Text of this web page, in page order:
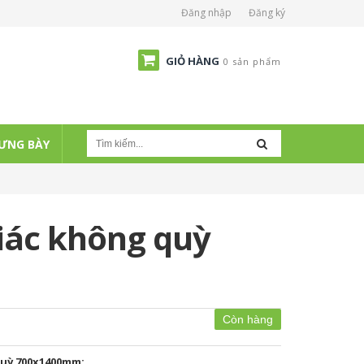
Đăng nhập Đăng ký
GIỎ HÀNG 0 sản phẩm
BÀY
không quỳ
Còn hàng